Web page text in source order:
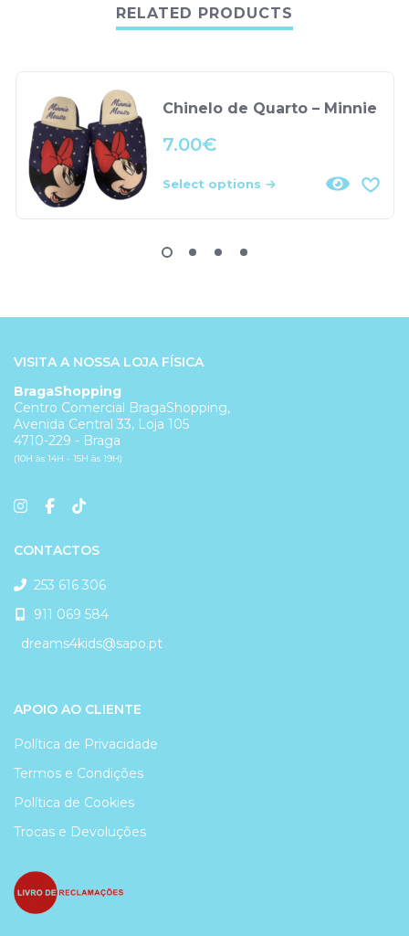
RELATED PRODUCTS
Chinelo de Quarto – Minnie
7.00€
Select options
VISITA A NOSSA LOJA FÍSICA
BragaShopping
Centro Comercial BragaShopping,
Avenida Central 33, Loja 105
4710-229 - Braga
(10H às 14H - 15H às 19H)
CONTACTOS
253 616 306
911 069 584
dreams4kids@sapo.pt
APOIO AO CLIENTE
Política de Privacidade
Termos e Condições
Política de Cookies
Trocas e Devoluções